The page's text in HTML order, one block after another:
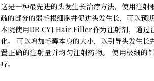
这是一种最先进的头发生长治疗方法，使用注
疏的部分的弱毛根细胞并促进头发生长，可以预期
本院使用DR.CYJ Hair Filler作为注射剂，通过
化。 可以增加毛囊本身的大小，以引导头发生
置正确的注射量并均匀注射药物。 使用极细的
疗。